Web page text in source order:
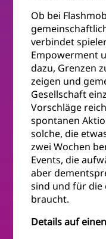
Ob bei
verbindet
Empowerment
dazu, Grenzen
zeigen und
Gesellschaft
Vorschläge
spontanen
solche, die
zwei Wochen
Events, die
aber
sind und für die
braucht.
Details auf